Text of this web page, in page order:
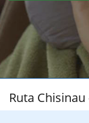
Ruta